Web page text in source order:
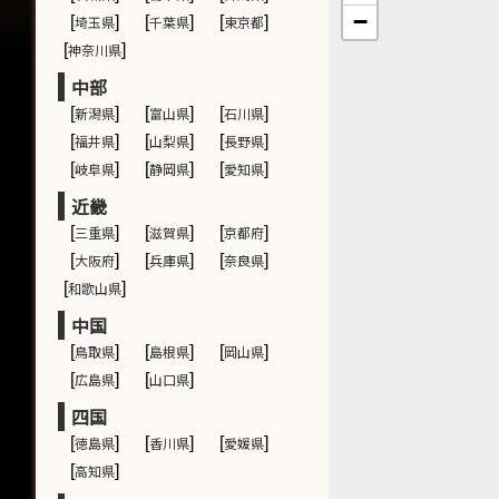
−
[埼玉県] [千葉県] [東京都]
[神奈川県]
中部
[新潟県] [富山県] [石川県]
[福井県] [山梨県] [長野県]
[岐阜県] [静岡県] [愛知県]
近畿
[三重県] [滋賀県] [京都府]
[大阪府] [兵庫県] [奈良県]
[和歌山県]
中国
[鳥取県] [島根県] [岡山県]
[広島県] [山口県]
四国
[徳島県] [香川県] [愛媛県]
[高知県]